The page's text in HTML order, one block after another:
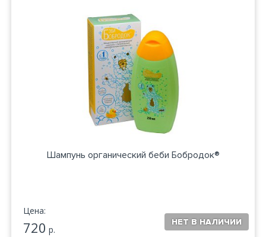
Шампунь органический беби Бобродок®
Цена:
720 р.